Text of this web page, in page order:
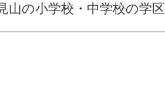
山の小学校・中学校の学区